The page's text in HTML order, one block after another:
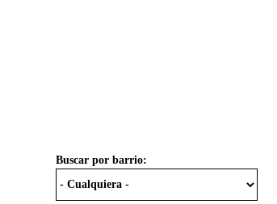
Buscar por barrio: